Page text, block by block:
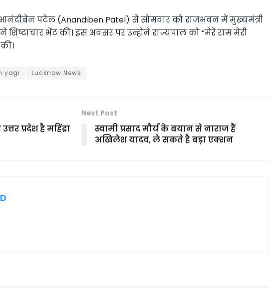
पटेल (Anandiben Patel) से सोमवार को राजभवन में मुख्यमंत्री
शिष्टाचार भेंट की। इस अवसर पर उन्होंने राज्यपाल को “मेरे राम मेरी
yogi Lucknow News
प्रदेश है महिंद्रा
Next Post
स्वामी प्रसाद मौर्य के बयान से नाराज हैं
अखिलेश यादव, ले सकते है बड़ा एक्शन